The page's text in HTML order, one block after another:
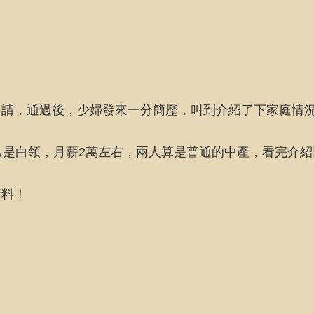
，通過後，少婦發來一分簡歷，叫到介紹了下家庭情
白領，月薪2萬左右，兩人算是普通的中產，看完介
！